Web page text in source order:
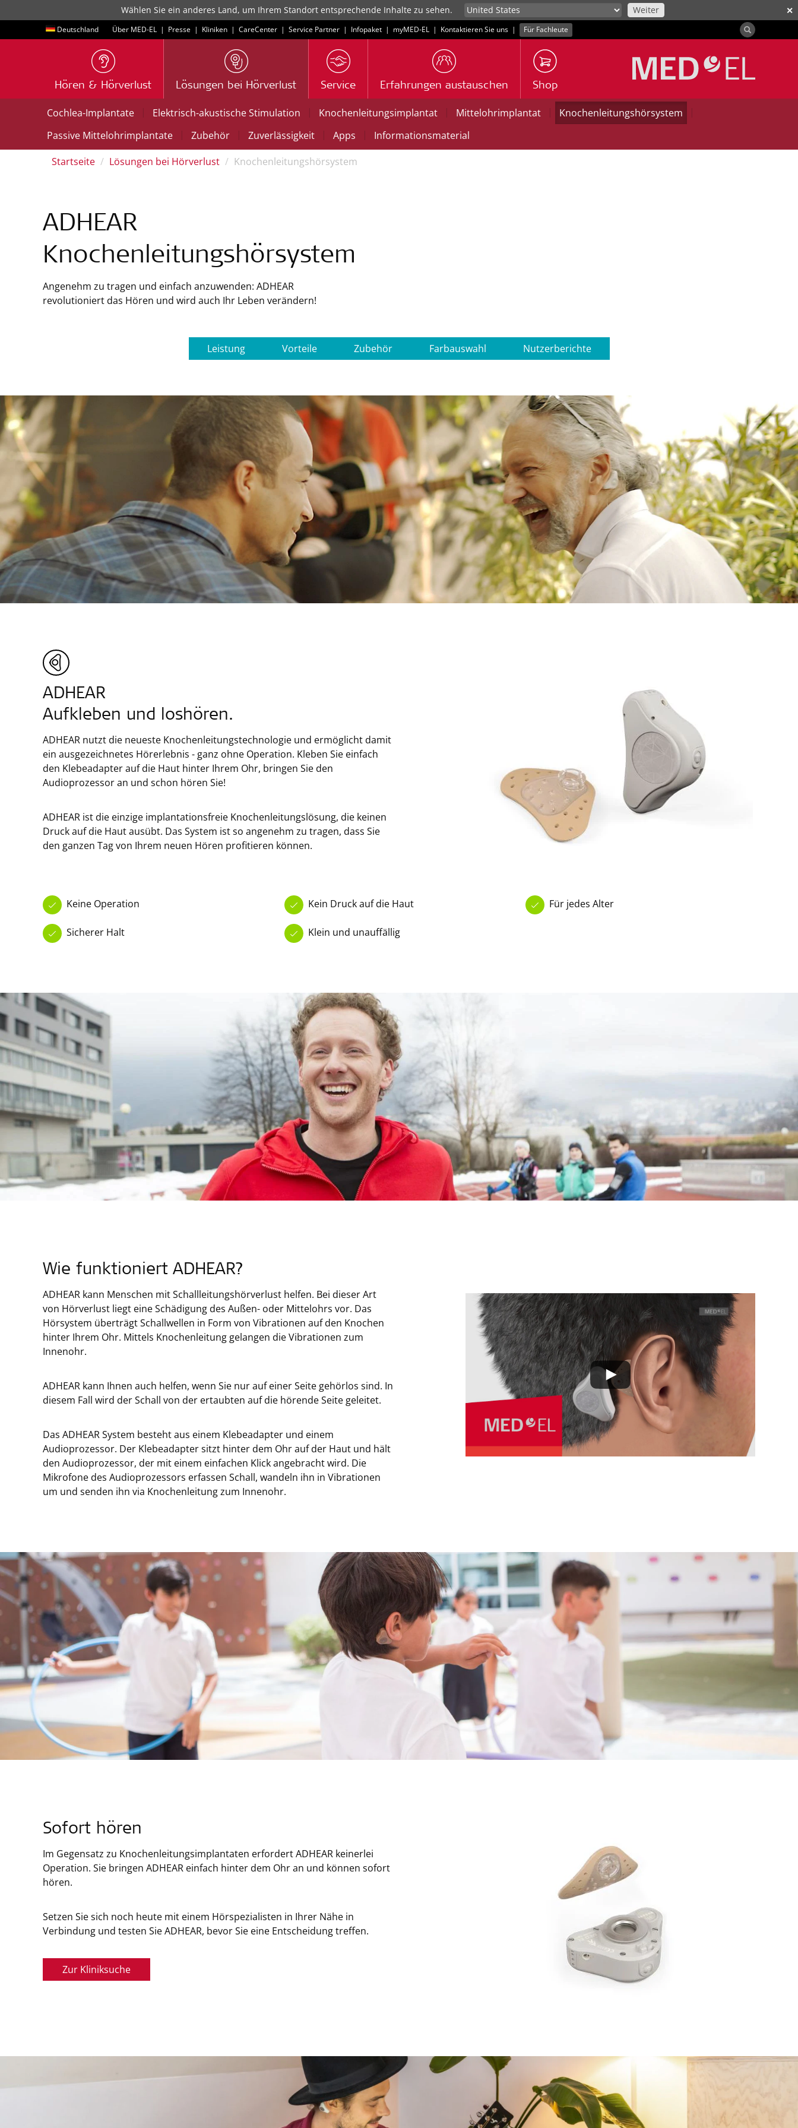
✕
Wählen Sie ein anderes Land, um Ihrem Standort entsprechende Inhalte zu sehen. Weiter
Deutschland Über MED-EL | Presse | Kliniken | CareCenter | Service Partner | Infopaket | myMED‑EL | Kontaktieren Sie uns | Für Fachleute
Hören & Hörverlust Lösungen bei Hörverlust Service Erfahrungen austauschen Shop
Cochlea-Implantate | Elektrisch-akustische Stimulation | Knochenleitungsimplantat | Mittelohrimplantat | Knochenleitungshörsystem
|
Passive Mittelohrimplantate
| Zubehör | Zuverlässigkeit | Apps |
Informationsmaterial
Startseite
Lösungen bei Hörverlust Knochenleitungshörsystem
ADHEAR
Knochenleitungshörsystem
Angenehm zu tragen und einfach anzuwenden: ADHEAR
revolutioniert das Hören und wird auch Ihr Leben verändern!
Leistung Vorteile Zubehör Farbauswahl Nutzerberichte
ADHEAR
Aufkleben und loshören.
ADHEAR nutzt die neueste Knochenleitungstechnologie und ermöglicht damit
ein ausgezeichnetes Hörerlebnis - ganz ohne Operation. Kleben Sie einfach
den Klebeadapter auf die Haut hinter Ihrem Ohr, bringen Sie den
Audioprozessor an und schon hören Sie!
ADHEAR ist die einzige implantationsfreie Knochenleitungslösung, die keinen
Druck auf die Haut ausübt. Das System ist so angenehm zu tragen, dass Sie
den ganzen Tag von Ihrem neuen Hören profitieren können.
Keine Operation
Sicherer Halt
Kein Druck auf die Haut
Klein und unauffällig
Für jedes Alter
Wie funktioniert ADHEAR?
ADHEAR kann Menschen mit Schallleitungshörverlust helfen. Bei dieser Art
von Hörverlust liegt eine Schädigung des Außen- oder Mittelohrs vor. Das
Hörsystem überträgt Schallwellen in Form von Vibrationen auf den Knochen
hinter Ihrem Ohr. Mittels Knochenleitung gelangen die Vibrationen zum
Innenohr.
ADHEAR kann Ihnen auch helfen, wenn Sie nur auf einer Seite gehörlos sind. In
diesem Fall wird der Schall von der ertaubten auf die hörende Seite geleitet.
Das ADHEAR System besteht aus einem Klebeadapter und einem
Audioprozessor. Der Klebeadapter sitzt hinter dem Ohr auf der Haut und hält
den Audioprozessor, der mit einem einfachen Klick angebracht wird. Die
Mikrofone des Audioprozessors erfassen Schall, wandeln ihn in Vibrationen
um und senden ihn via Knochenleitung zum Innenohr.
Sofort hören
Im Gegensatz zu Knochenleitungsimplantaten erfordert ADHEAR keinerlei
Operation. Sie bringen ADHEAR einfach hinter dem Ohr an und können sofort
hören.
Setzen Sie sich noch heute mit einem Hörspezialisten in Ihrer Nähe in
Verbindung und testen Sie ADHEAR, bevor Sie eine Entscheidung treffen.
Zur Kliniksuche